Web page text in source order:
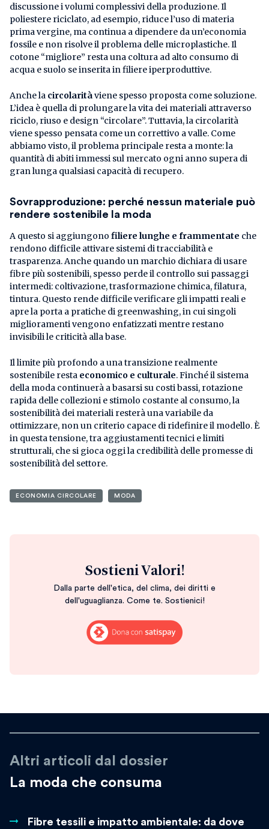
discussione i volumi complessivi della produzione. Il
poliestere riciclato, ad esempio, riduce l’uso di materia
prima vergine, ma continua a dipendere da un’economia
fossile e non risolve il problema delle microplastiche. Il
cotone “migliore” resta una coltura ad alto consumo di
acqua e suolo se inserita in filiere iperproduttive.
Anche la circolaritàviene spesso proposta come soluzione.
L’idea è quella di prolungare la vita dei materiali attraverso
riciclo, riuso e design “circolare”. Tuttavia, la circolarità
viene spesso pensata come un correttivo a valle. Come
abbiamo visto, il problema principale resta a monte: la
quantità di abiti immessi sul mercato ogni anno supera di
gran lunga qualsiasi capacità di recupero.
Sovrapproduzione: perché nessun materiale può
rendere sostenibile la moda
A questo si aggiungono filiere lunghe e frammentate che
rendono difficile attivare sistemi di tracciabilità e
trasparenza. Anche quando un marchio dichiara di usare
fibre più sostenibili, spesso perde il controllo sui passaggi
intermedi: coltivazione, trasformazione chimica, filatura,
tintura. Questo rende difficile verificare gli impatti reali e
apre la porta a pratiche di greenwashing, in cui singoli
miglioramenti vengono enfatizzati mentre restano
invisibili le criticità alla base.
Il limite più profondo a una transizione realmente
sostenibile resta economico e culturale. Finché il sistema
della moda continuerà a basarsi su costi bassi, rotazione
rapida delle collezioni e stimolo costante al consumo, la
sostenibilità dei materiali resterà una variabile da
ottimizzare, non un criterio capace di ridefinire il modello. È
in questa tensione, tra aggiustamenti tecnici e limiti
strutturali, che si gioca oggi la credibilità delle promesse di
sostenibilità del settore.
ECONOMIA CIRCOLARE MODA
Sostieni Valori!
Dalla parte dell'etica, del clima, dei diritti e
dell'uguaglianza. Come te. Sostienici!
Altri articoli dal dossier
La moda che consuma
Fibre tessili e impatto ambientale: da dove